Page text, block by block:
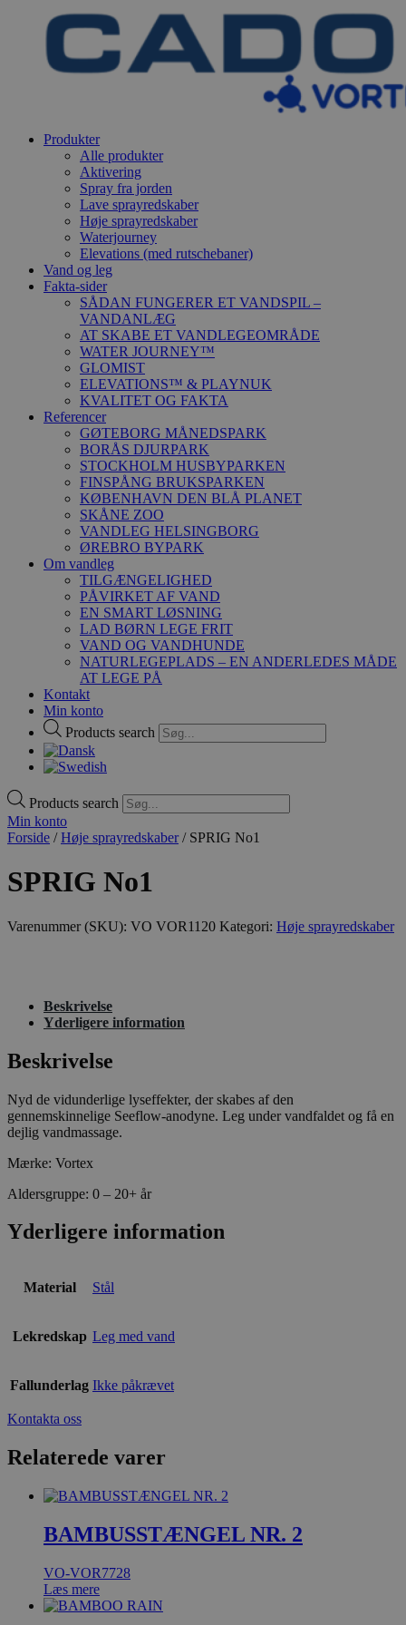
Produkter
Alle produkter
Aktivering
Spray fra jorden
Lave sprayredskaber
Høje sprayredskaber
Waterjourney
Elevations (med rutschebaner)
Vand og leg
Fakta-sider
SÅDAN FUNGERER ET VANDSPIL –
VANDANLÆG
AT SKABE ET VANDLEGEOMRÅDE
WATER JOURNEY™
GLOMIST
ELEVATIONS™ & PLAYNUK
KVALITET OG FAKTA
Referencer
GØTEBORG MÅNEDSPARK
BORÅS DJURPARK
STOCKHOLM HUSBYPARKEN
FINSPÅNG BRUKSPARKEN
KØBENHAVN DEN BLÅ PLANET
SKÅNE ZOO
VANDLEG HELSINGBORG
ØREBRO BYPARK
Om vandleg
TILGÆNGELIGHED
PÅVIRKET AF VAND
EN SMART LØSNING
LAD BØRN LEGE FRIT
VAND OG VANDHUNDE
NATURLEGEPLADS – EN ANDERLEDES MÅDE
AT LEGE PÅ
Kontakt
Min konto
Products search
Products search
Min konto
Forside /Høje sprayredskaber/ SPRIG No1
SPRIG No1
Varenummer (SKU): VO VOR1120 Kategori: Høje sprayredskaber
Beskrivelse
Yderligere information
Beskrivelse
Nyd de vidunderlige lyseffekter, der skabes af den
gennemskinnelige Seeflow-anodyne. Leg under vandfaldet og få en
dejlig vandmassage.
Mærke: Vortex
Aldersgruppe: 0 – 20+ år
Yderligere information
Material Stål
Lekredskap Leg med vand
Fallunderlag Ikke påkrævet
Kontakta oss
Relaterede varer
BAMBUSSTÆNGEL NR. 2
VO-VOR7728
Læs mere